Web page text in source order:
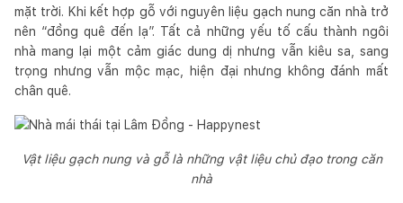
mặt trời. Khi kết hợp gỗ với nguyên liệu gạch nung căn nhà trở
nên “đồng quê đến lạ”. Tất cả những yếu tố cấu thành ngôi
nhà mang lại một cảm giác dung dị nhưng vẫn kiêu sa, sang
trọng nhưng vẫn mộc mạc, hiện đại nhưng không đánh mất
chân quê.
Vật liệu gạch nung và gỗ là những vật liệu chủ đạo trong căn
nhà